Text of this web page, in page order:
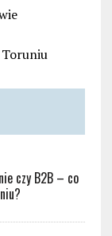
Toruniu
czy B2B – co